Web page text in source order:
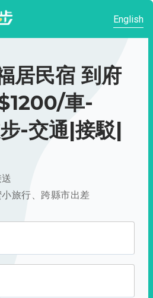
English
居民宿 到府
車-
-交通|接駁|
旅行、跨縣市出差